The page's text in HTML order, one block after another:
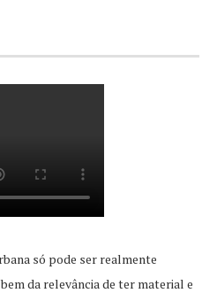
só pode ser realmente
da relevância de ter material e